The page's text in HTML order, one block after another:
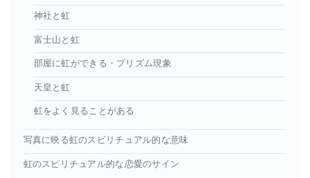
神社と虹
富士山と虹
部屋に虹ができる・プリズム現象
天皇と虹
虹をよく見ることがある
写真に映る虹のスピリチュアル的な意味
虹のスピリチュアル的な恋愛のサイン